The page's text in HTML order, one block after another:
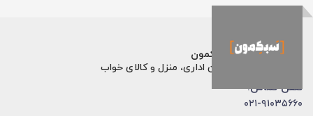
فروشگاه اینترنتی سبکمون
فروش تخصصی مبلمان اداری، منزل و کالای خواب
تلفن تماس:
۰۲۱-۹۱۰۳۵۶۶۰